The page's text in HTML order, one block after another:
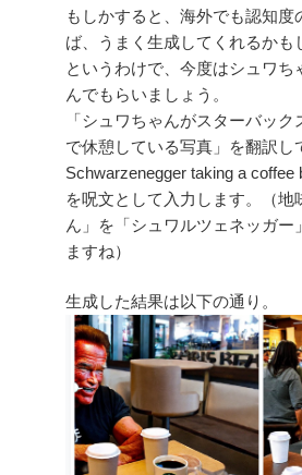
もしかすると、海外でも認知度
ば、うまく生成してくれるかも
というわけで、今度はシュワち
んでもらいましょう。
「シュワちゃんがスターバッ
で休憩している写真」を翻訳し
Schwarzenegger taking a coffee
を呪文として入力します。（地
ん」を「シュワルツェネッガー
ますね）
生成した結果は以下の通り。